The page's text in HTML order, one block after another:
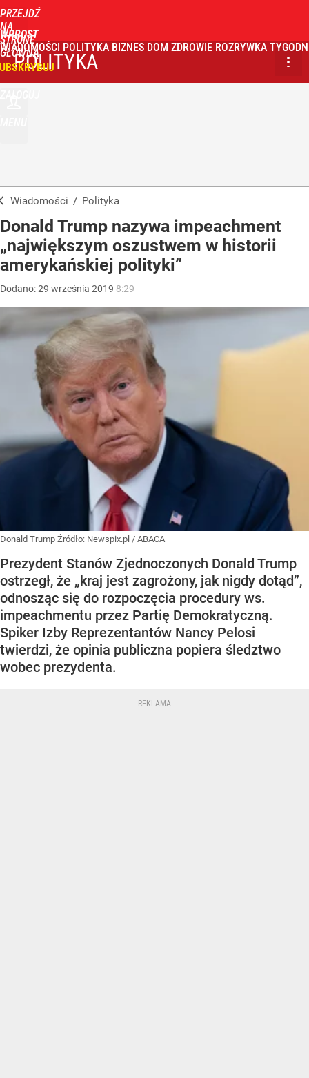
PRZEJDŹ
NA
STRONĘ
GŁÓWNĄ
WPROST
WIADOMOŚCI POLITYKA BIZNES DOM ZDROWIE ROZRYWKA
POLITYKA
Wiadomości / Polityka
Donald Trump nazywa impeachment
„największym oszustwem w historii
amerykańskiej polityki”
Dodano:29 września 2019 8:29
Donald Trump Źródło: Newspix.pl / ABACA
Prezydent Stanów Zjednoczonych Donald Trump
ostrzegł, że „kraj jest zagrożony, jak nigdy dotąd”,
odnosząc się do rozpoczęcia procedury ws.
impeachmentu przez Partię Demokratyczną.
Spiker Izby Reprezentantów Nancy Pelosi
twierdzi, że opinia publiczna popiera śledztwo
wobec prezydenta.